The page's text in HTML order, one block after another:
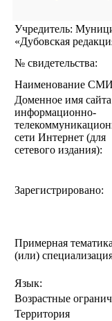
Учредитель:
«Дубовская
№ свидетельства:
Наименование
Доменное имя
информационно-
сети Интернет (для
сетевого издания):
Зарегистрировано:
Примерная
(или)
Язык:
Возрастные
Территория